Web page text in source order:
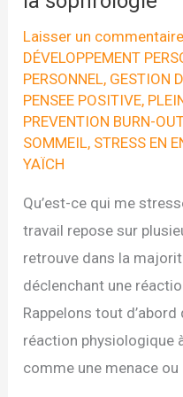
Laisser un commentaire
DÉVELOPPEMENT
PERSONNEL, GESTION
PENSEE POSITIVE,
PREVENTION BURN-OUT
SOMMEIL, STRESS EN
YAÏCH
Qu’est-ce qui me
travail repose sur
retrouve dans la
déclenchant une
Rappelons tout
réaction physiologique
comme une menace